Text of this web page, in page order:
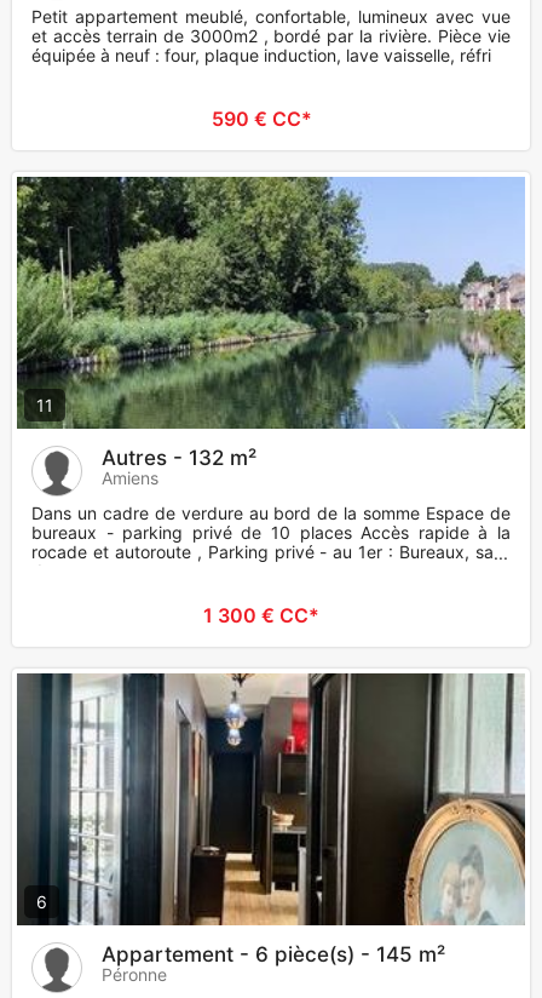
Petit appartement meublé, confortable, lumineux avec vue
et accès terrain de 3000m2 , bordé par la rivière. Pièce vie
équipée à neuf : four, plaque induction, lave vaisselle, réfri
590 € CC*
11
Autres - 132 m²
Amiens
Dans un cadre de verdure au bord de la somme Espace de
bureaux - parking privé de 10 places Accès rapide à la
rocade et autoroute , Parking privé - au 1er : Bureaux, salle
de r
1 300 € CC*
6
Appartement - 6 pièce(s) - 145 m²
Péronne